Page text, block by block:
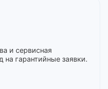
и сервисная
гарантийные заявки.